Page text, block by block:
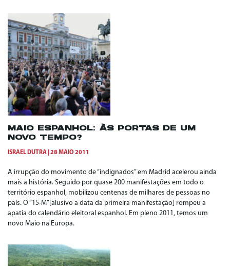
MAIO ESPANHOL: ÀS PORTAS DE UM
NOVO TEMPO?
ISRAEL DUTRA 28 MAIO 2011
A irrupção do movimento de “indignados” em Madrid acelerou ainda
mais a história. Seguido por quase 200 manifestações em todo o
território espanhol, mobilizou centenas de milhares de pessoas no
país. O “15-M”[alusivo a data da primeira manifestação] rompeu a
apatia do calendário eleitoral espanhol. Em pleno 2011, temos um
novo Maio na Europa.